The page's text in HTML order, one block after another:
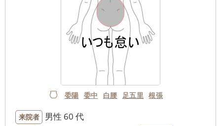
委陽 委中 白腰 足五里 根張
来院者 男性 60 代